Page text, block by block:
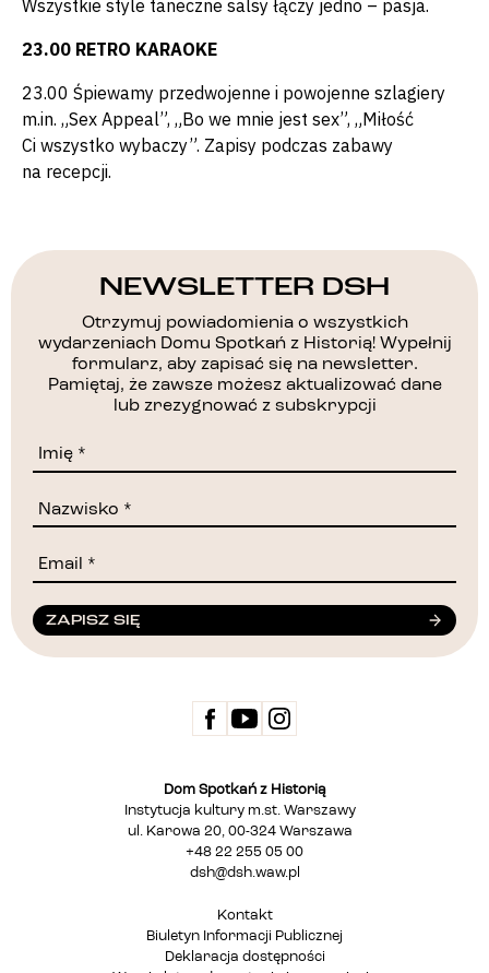
Wszystkie style taneczne salsy łączy jedno – pasja.
23.00 RETRO KARAOKE
23.00 Śpiewamy przedwojenne i powojenne szlagiery
m.in. „Sex Appeal”, „Bo we mnie jest sex”, „Miłość
Ci wszystko wybaczy”. Zapisy podczas zabawy
na recepcji.
NEWSLETTER DSH
Otrzymuj powiadomienia o wszystkich
wydarzeniach Domu Spotkań z Historią! Wypełnij
formularz, aby zapisać się na newsletter.
Pamiętaj, że zawsze możesz aktualizować dane
lub zrezygnować z subskrypcji
ZAPISZ SIĘ
Dom Spotkań z Historią
Instytucja kultury m.st. Warszawy
ul. Karowa 20, 00-324 Warszawa
+48 22 255 05 00
dsh@dsh.waw.pl
Kontakt
Biuletyn Informacji Publicznej
Deklaracja dostępności